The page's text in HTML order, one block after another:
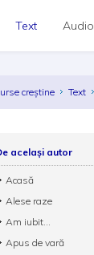
Text Audio
creștine Text
același autor
Acasă
Alese raze
Am iubit...
Apus de vară